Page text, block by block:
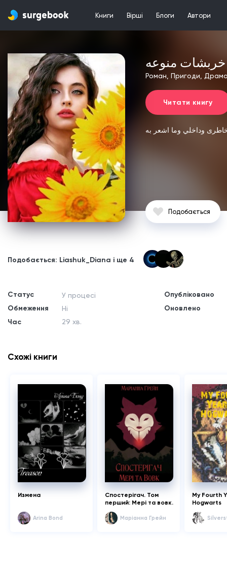
Книги Вірші Блоги Автори
خربشات منوعه
Роман, Пригоди,
Читати книгу
وداخلي وما اشعر به
Подобається
Подобається: Liashuk_Diana і ще 4
Статус
Обмеження
Час
У процесі
Ні
29 хв.
Опубліковано
Оновлено
Схожі книги
Измена
Arina Bond
Спостерігач. Том
перший: Мері та вовк.
Маріанна Грейн
My Fourth
Hogwarts